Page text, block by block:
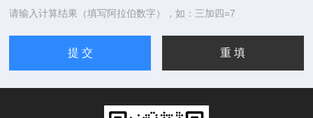
请输入计算结果（填写阿拉伯数字），如：三加四=7